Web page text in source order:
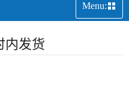
Menu:
内发货